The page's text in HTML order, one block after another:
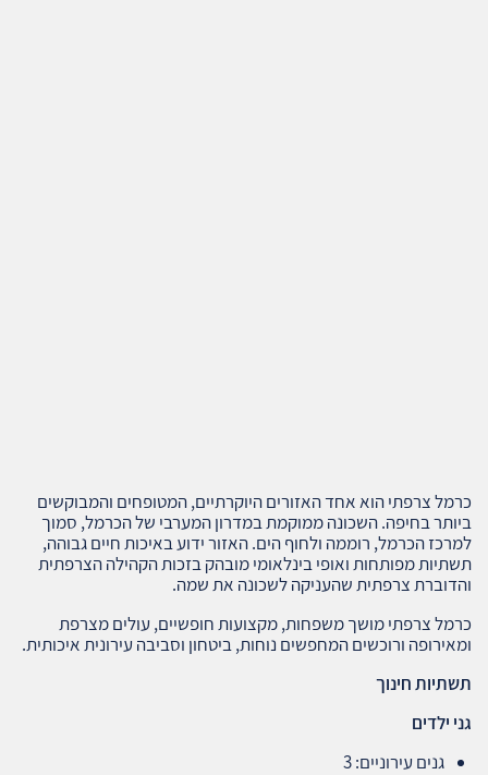
כרמל צרפתי הוא אחד האזורים היוקרתיים, המטופחים והמבוקשים
ביותר בחיפה. השכונה ממוקמת במדרון המערבי של הכרמל, סמוך
למרכז הכרמל, רוממה ולחוף הים. האזור ידוע באיכות חיים גבוהה,
תשתיות מפותחות ואופי בינלאומי מובהק בזכות הקהילה הצרפתית
והדוברת צרפתית שהעניקה לשכונה את שמה.
כרמל צרפתי מושך משפחות, מקצועות חופשיים, עולים מצרפת
ומאירופה ורוכשים המחפשים נוחות, ביטחון וסביבה עירונית איכותית.
תשתיות חינוך
גני ילדים
גנים עירוניים: 3